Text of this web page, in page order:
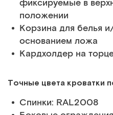
фиксируемые в
положении
Корзина для белья
основанием ложа
Кардхолдер на
Точные цвета кроватки
Спинки: RAL2008